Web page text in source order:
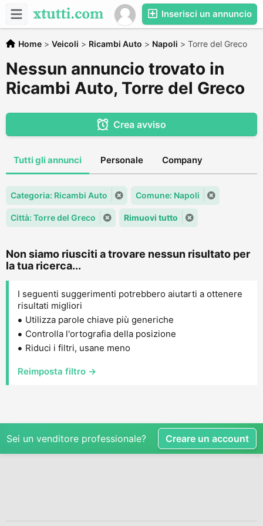
Inserisci un annuncio
Home > Veicoli > Ricambi Auto > Napoli > Torre del Greco
Nessun annuncio trovato in
Ricambi Auto, Torre del Greco
Crea avviso
Tutti gli annunci Personale Company
Categoria: Ricambi Auto Comune: Napoli
Città: Torre del Greco Rimuovi tutto
Non siamo riusciti a trovare nessun risultato per
la tua ricerca...
I seguenti suggerimenti potrebbero aiutarti a ottenere
risultati migliori
Utilizza parole chiave più generiche
Controlla l'ortografia della posizione
Riduci i filtri, usane meno
Reimposta filtro →
Sei un venditore professionale? Creare un account